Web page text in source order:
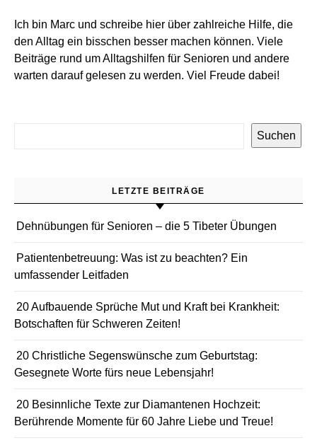
Ich bin Marc und schreibe hier über zahlreiche Hilfe, die
den Alltag ein bisschen besser machen können. Viele
Beiträge rund um Alltagshilfen für Senioren und andere
warten darauf gelesen zu werden. Viel Freude dabei!
Suchen
LETZTE BEITRÄGE
Dehnübungen für Senioren – die 5 Tibeter Übungen
Patientenbetreuung: Was ist zu beachten? Ein
umfassender Leitfaden
20 Aufbauende Sprüche Mut und Kraft bei Krankheit:
Botschaften für Schweren Zeiten!
20 Christliche Segenswünsche zum Geburtstag:
Gesegnete Worte fürs neue Lebensjahr!
20 Besinnliche Texte zur Diamantenen Hochzeit:
Berührende Momente für 60 Jahre Liebe und Treue!